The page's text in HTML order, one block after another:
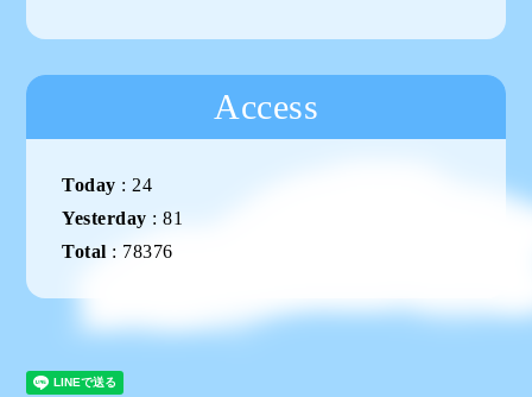
Access
Today : 24
Yesterday :81
Total : 78376